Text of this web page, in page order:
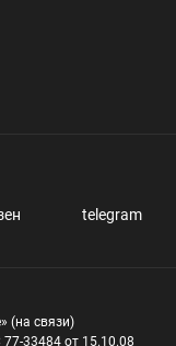
telegram
(на связи)
33484 от 15.10.08